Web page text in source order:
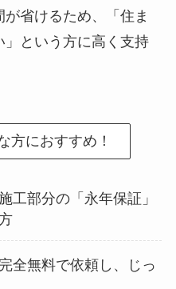
省けるため、「住ま
という方に高く支持
方におすすめ！
工部分の「永年保証」
全無料で依頼し、じっ